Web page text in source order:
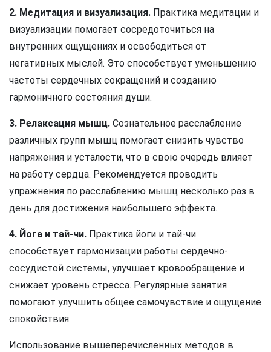
2. Медитация и визуализация. Практика медитации и
визуализации помогает сосредоточиться на
внутренних ощущениях и освободиться от
негативных мыслей. Это способствует уменьшению
частоты сердечных сокращений и созданию
гармоничного состояния души.
3. Релаксация мышц. Сознательное расслабление
различных групп мышц помогает снизить чувство
напряжения и усталости, что в свою очередь влияет
на работу сердца. Рекомендуется проводить
упражнения по расслаблению мышц несколько раз в
день для достижения наибольшего эффекта.
4. Йога и тай-чи. Практика йоги и тай-чи
способствует гармонизации работы сердечно-
сосудистой системы, улучшает кровообращение и
снижает уровень стресса. Регулярные занятия
помогают улучшить общее самочувствие и ощущение
спокойствия.
Использование вышеперечисленных методов в